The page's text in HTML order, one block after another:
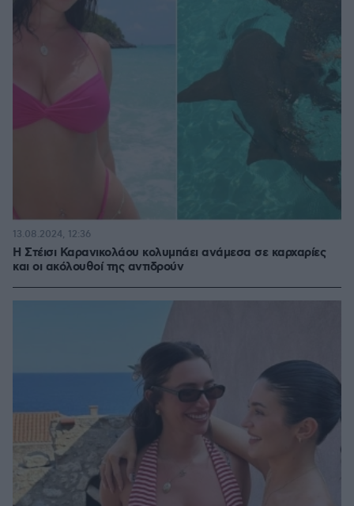
Η Στέισι Καρανικολάου κολυμπάει ανάμεσα σε καρχαρίες
και οι ακόλουθοί της αντιδρούν
13.08.2024, 12:36